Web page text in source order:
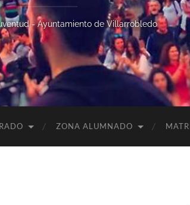
- Ayuntamiento de Villarrobledo
ZONA ALUMNADO